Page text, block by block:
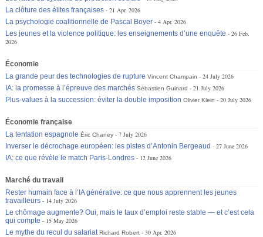
La clôture des élites françaises
21 Apr. 2026
La psychologie coalitionnelle de Pascal Boyer
4 Apr. 2026
Les jeunes et la violence politique: les enseignements d’une enquête
26 Feb.
2026
Économie
La grande peur des technologies de rupture Vincent Champain
24 July 2026
IA: la promesse à l’épreuve des marchés Sébastien Guinard
21 July 2026
Plus-values à la succession: éviter la double imposition Olivier Klein 20 July 2026
Économie française
La tentation espagnole Éric Chaney
7 July 2026
Inverser le décrochage européen: les pistes d’Antonin Bergeaud
27 June 2026
IA: ce que révèle le match Paris-Londres
12 June 2026
Marché du travail
Rester humain face à l’IA générative: ce que nous apprennent les jeunes
travailleurs
14 July 2026
Le chômage augmente? Oui, mais le taux d’emploi reste stable — et c’est cela
qui compte
15 May 2026
Le mythe du recul du salariat Richard Robert 30 Apr. 2026